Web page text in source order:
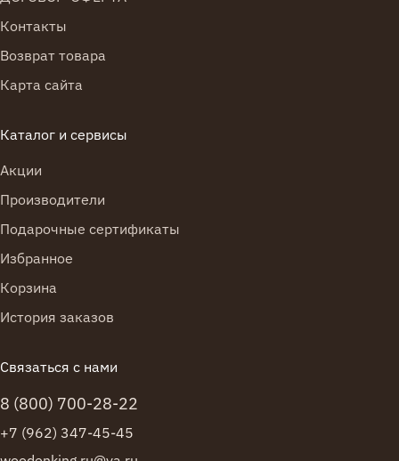
Контакты
Возврат товара
Карта сайта
Каталог и сервисы
Акции
Производители
Подарочные сертификаты
Избранное
Корзина
История заказов
Связаться с нами
8 (800) 700-28-22
+7 (962) 347-45-45